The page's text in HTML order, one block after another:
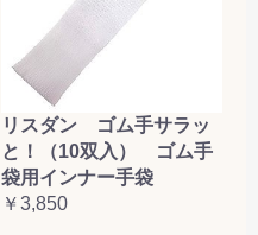
リスダン ゴム手サラッ
と！（10双入） ゴム手
袋用インナー手袋
￥3,850